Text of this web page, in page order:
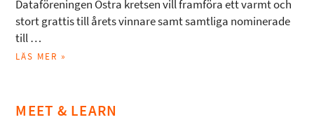
Dataföreningen Östra kretsen vill framföra ett varmt och
stort grattis till årets vinnare samt samtliga nominerade
till …
LÄS MER »
MEET & LEARN